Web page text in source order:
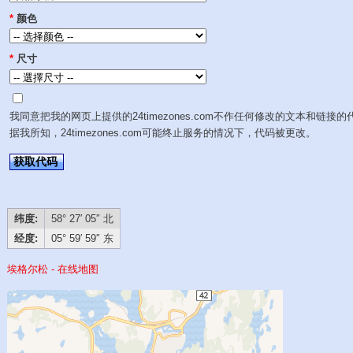
* 颜色
* 尺寸
我同意把我的网页上提供的24timezones.com不作任何修改的文本和链接的
据我所知，24timezones.com可能终止服务的情况下，代码被更改。
获取代码
纬度:
58° 27′ 05″ 北
经度:
05° 59′ 59″ 东
埃格尔松 - 在线地图